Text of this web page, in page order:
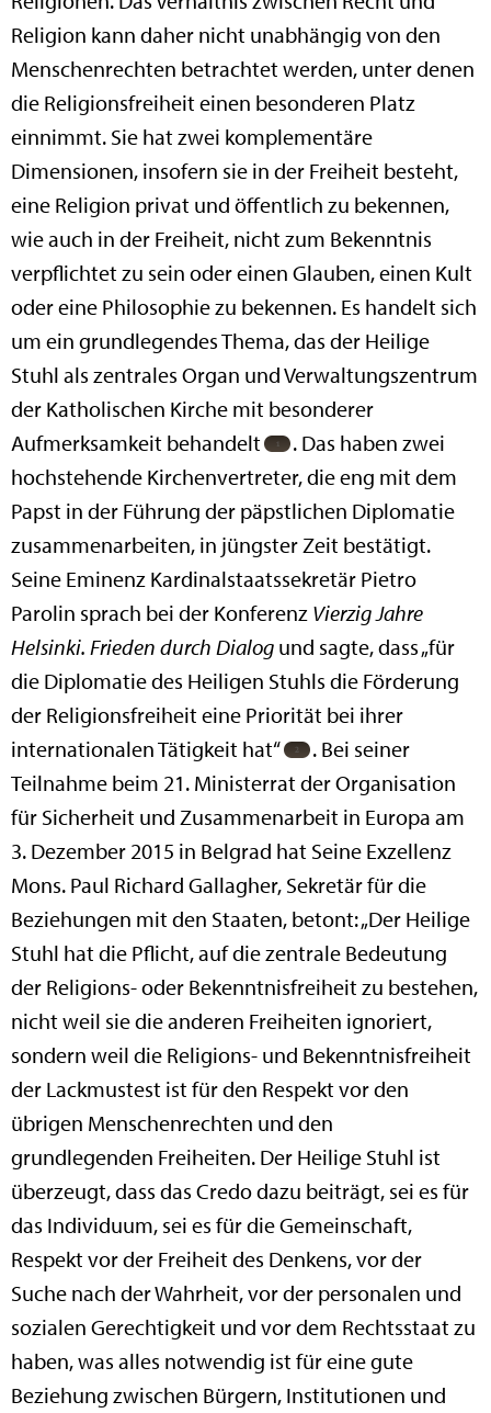
Religion kann daher nicht unabhängig von den
Menschenrechten betrachtet werden, unter denen
die Religionsfreiheit einen besonderen Platz
einnimmt. Sie hat zwei komplementäre
Dimensionen, insofern sie in der Freiheit besteht,
eine Religion privat und öffentlich zu bekennen,
wie auch in der Freiheit, nicht zum Bekenntnis
verpflichtet zu sein oder einen Glauben, einen Kult
oder eine Philosophie zu bekennen. Es handelt sich
um ein grundlegendes Thema, das der Heilige
Stuhl als zentrales Organ und Verwaltungszentrum
der Katholischen Kirche mit besonderer
Aufmerksamkeit behandelt
. Das haben zwei
hochstehende Kirchenvertreter, die eng mit dem
Papst in der Führung der päpstlichen Diplomatie
zusammenarbeiten, in jüngster Zeit bestätigt.
Seine Eminenz Kardinalstaatssekretär Pietro
Parolin sprach bei der Konferenz Vierzig Jahre
Helsinki. Frieden durch Dialog und sagte, dass „für
die Diplomatie des Heiligen Stuhls die Förderung
der Religionsfreiheit eine Priorität bei ihrer
internationalen Tätigkeit hat“
. Bei seiner
Teilnahme beim 21. Ministerrat der Organisation
für Sicherheit und Zusammenarbeit in Europa am
3. Dezember 2015 in Belgrad hat Seine Exzellenz
Mons. Paul Richard Gallagher, Sekretär für die
Beziehungen mit den Staaten, betont: „Der Heilige
Stuhl hat die Pflicht, auf die zentrale Bedeutung
der Religions- oder Bekenntnisfreiheit zu bestehen,
nicht weil sie die anderen Freiheiten ignoriert,
sondern weil die Religions- und Bekenntnisfreiheit
der Lackmustest ist für den Respekt vor den
übrigen Menschenrechten und den
grundlegenden Freiheiten. Der Heilige Stuhl ist
überzeugt, dass das Credo dazu beiträgt, sei es für
das Individuum, sei es für die Gemeinschaft,
Respekt vor der Freiheit des Denkens, vor der
Suche nach der Wahrheit, vor der personalen und
sozialen Gerechtigkeit und vor dem Rechtsstaat zu
haben, was alles notwendig ist für eine gute
Beziehung zwischen Bürgern, Institutionen und